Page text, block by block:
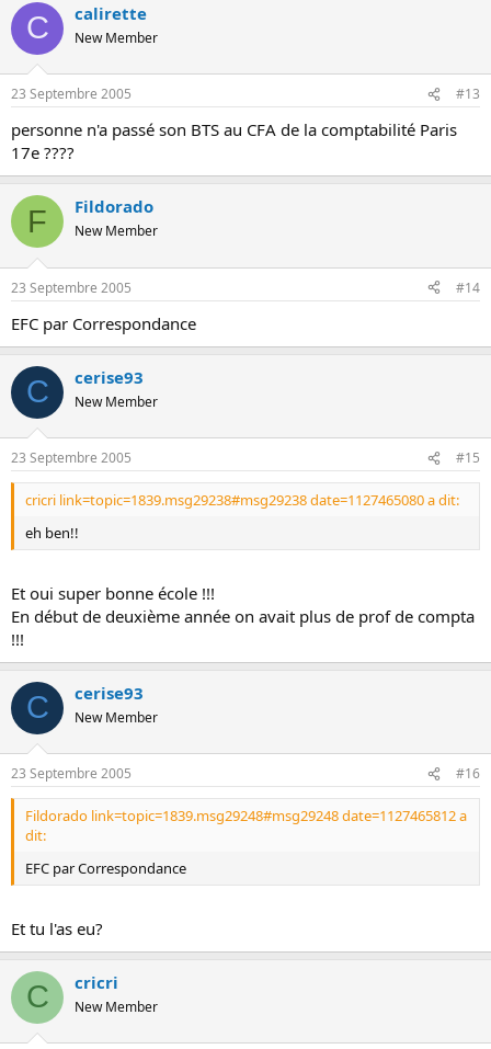
C calirette
New Member
23 Septembre 2005 #13
personne n'a passé son BTS au CFA de la comptabilité Paris
17e ????
F Fildorado
New Member
23 Septembre 2005 #14
EFC par Correspondance
C cerise93
New Member
23 Septembre 2005 #15
cricri link=topic=1839.msg29238#msg29238 date=1127465080 a dit:
eh ben!!
Et oui super bonne école !!!
En début de deuxième année on avait plus de prof de compta
!!!
C cerise93
New Member
23 Septembre 2005 #16
Fildorado link=topic=1839.msg29248#msg29248 date=1127465812 a
dit:
EFC par Correspondance
Et tu l'as eu?
C cricri
New Member